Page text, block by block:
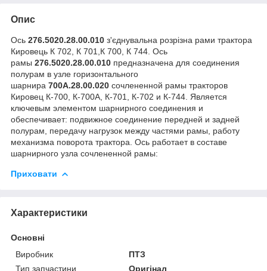
Опис
Ось 276.5020.28.00.010 з'єднувальна розрізна рами трактора
Кировець К 702, К 701,К 700, К 744. Ось
рамы 276.5020.28.00.010 предназначена для соединения
полурам в узле горизонтального
шарнира 700А.28.00.020 сочлененной рамы тракторов
Кировец К-700, К-700А, К-701, К-702 и К-744. Является
ключевым элементом шарнирного соединения и
обеспечивает: подвижное соединение передней и задней
полурам, передачу нагрузок между частями рамы, работу
механизма поворота трактора. Ось работает в составе
шарнирного узла сочлененной рамы:
Приховати
Характеристики
Основні
Виробник
ПТЗ
Тип запчастини
Оригінал